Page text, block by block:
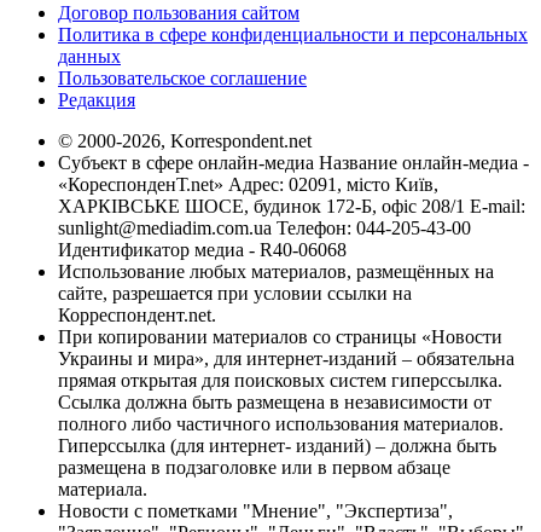
Договор пользования сайтом
Политика в сфере конфиденциальности и персональных
данных
Пользовательское соглашение
Редакция
© 2000-2026, Korrespondent.net
Субъект в сфере онлайн-медиа Название онлайн-медиа -
«КореспонденТ.net» Адрес: 02091, місто Київ,
ХАРКІВСЬКЕ ШОСЕ, будинок 172-Б, офіс 208/1 E-mail:
sunlight@mediadim.com.ua Телефон: 044-205-43-00
Идентификатор медиа - R40-06068
Использование любых материалов, размещённых на
сайте, разрешается при условии ссылки на
Корреспондент.net.
При копировании материалов со страницы «Новости
Украины и мира», для интернет-изданий – обязательна
прямая открытая для поисковых систем гиперссылка.
Ссылка должна быть размещена в независимости от
полного либо частичного использования материалов.
Гиперссылка (для интернет- изданий) – должна быть
размещена в подзаголовке или в первом абзаце
материала.
Новости с пометками "Мнение", "Экспертиза",